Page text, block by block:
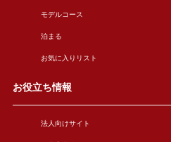
モデルコース
泊まる
お気に入りリスト
お役立ち情報
法人向けサイト